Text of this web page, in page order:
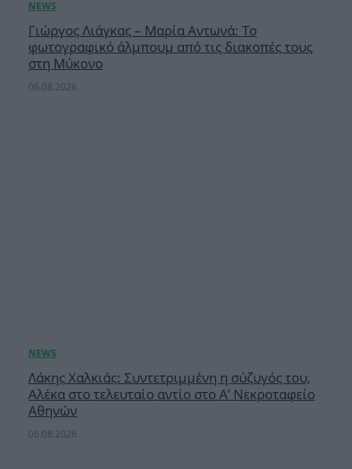
Γιώργος Λιάγκας – Μαρία Αντωνά: Το
φωτογραφικό άλμπουμ από τις διακοπές τους
στη Μύκονο
06.08.2026
Λάκης Χαλκιάς: Συντετριμμένη η σύζυγός του,
Αλέκα στο τελευταίο αντίο στο Α’ Νεκροταφείο
Αθηνών
06.08.2026